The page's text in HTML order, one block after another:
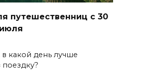
путешественниц с 30
в какой день лучше
поездку?